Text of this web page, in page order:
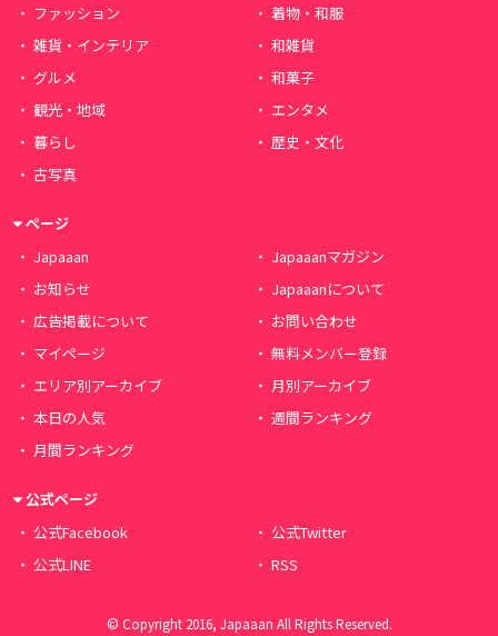
ファッション
着物・和服
雑貨・インテリア
和雑貨
グルメ
和菓子
観光・地域
エンタメ
暮らし
歴史・文化
古写真
ページ
Japaaan
Japaaanマガジン
お知らせ
Japaaanについて
広告掲載について
お問い合わせ
マイページ
無料メンバー登録
エリア別アーカイブ
月別アーカイブ
本日の人気
週間ランキング
月間ランキング
公式ページ
公式Facebook
公式Twitter
公式LINE
RSS
© Copyright 2016, Japaaan All Rights Reserved.